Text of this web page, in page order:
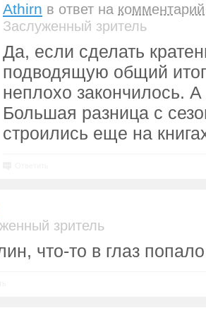
Athirn в ответ на комментарий
Заслуженный зритель
Да, если сделать
подводящую общий
неплохо закончилось.
Большая разница с
строились еще на
зритель
что-то в глаз попало